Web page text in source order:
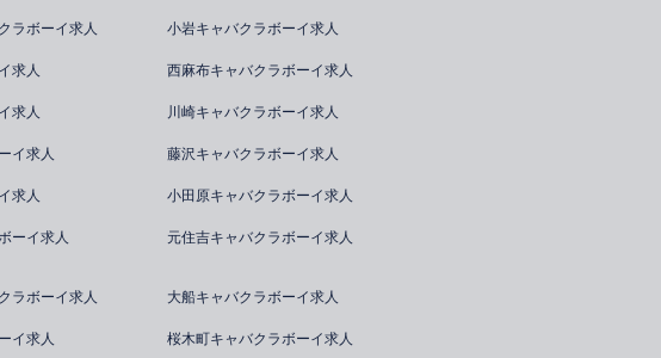
ラボーイ求人 小岩キャバクラボーイ求人
求人 西麻布キャバクラボーイ求人
求人 川崎キャバクラボーイ求人
イ求人 藤沢キャバクラボーイ求人
求人 小田原キャバクラボーイ求人
ーイ求人 元住吉キャバクラボーイ求人
ラボーイ求人 大船キャバクラボーイ求人
イ求人 桜木町キャバクラボーイ求人